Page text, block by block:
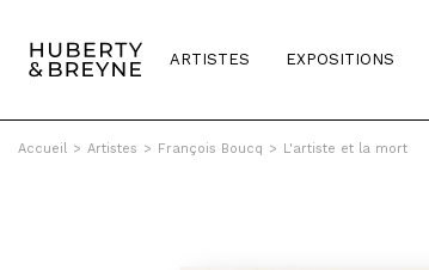
ARTISTES EXPOSITIONS
Accueil > Artistes > François Boucq > L'artiste et la mort